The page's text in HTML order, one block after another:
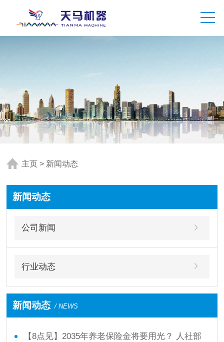
主页 > 新闻动态
新闻动态
公司新闻
行业动态
新闻动态 / NEWS
【8点见】2035年养老保险金将要用光？ 人社部